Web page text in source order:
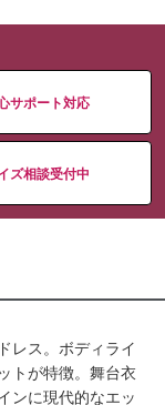
サポート対応
ズ相談受付中
レス。ボディライ
トが特徴。舞台衣
ンに現代的なエッ